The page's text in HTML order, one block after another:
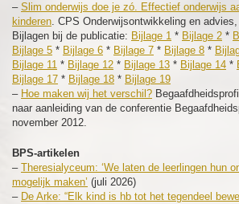
– Slim onderwijs doe je zó. Effectief onderwijs
kinderen. CPS Onderwijsontwikkeling en
Bijlagen bij de publicatie: Bijlage 1 * Bijlage 2 *
Bijlage 5 * Bijlage 6 * Bijlage 7 * Bijlage 8 *
Bijlage 11 * Bijlage 12 * Bijlage 13 * Bijlage 14 *
Bijlage 17 * Bijlage 18 * Bijlage 19
– Hoe maken wij het verschil?
naar aanleiding van de conferentie
november 2012.
BPS-artikelen
– Theresialyceum: ‘We laten de leerlingen hun
mogelijk maken’ (juli 2026)
– De Arke: “Elk kind is hb tot het tegendeel